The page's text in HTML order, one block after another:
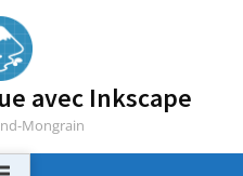
avec Inkscape
Mongrain